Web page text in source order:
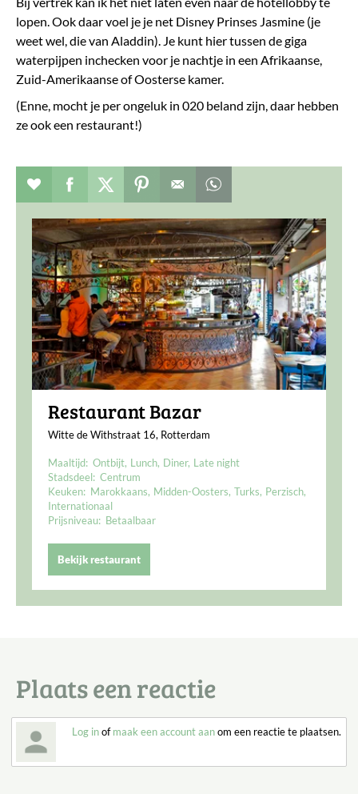
lopen. Ook daar voel je je net Disney Prinses Jasmine (je
weet wel, die van Aladdin). Je kunt hier tussen de giga
waterpijpen inchecken voor je nachtje in een Afrikaanse,
Zuid-Amerikaanse of Oosterse kamer.
(Enne, mocht je per ongeluk in 020 beland zijn, daar hebben
ze ook een restaurant!)
Verhaal toevoegen aan favorieten
Deel dit op facebook
Deel dit op twitter
Deel dit op pinterest
Restaurant Bazar
Witte de Withstraat 16, Rotterdam
Maaltijd: Ontbijt Lunch Diner Late night
Stadsdeel: Centrum
Keuken: Marokkaans Midden-Oosters Turks Perzisch
Internationaal
Prijsniveau: Betaalbaar
Bekijk restaurant
Plaats een reactie
Log inofmaak een account aanom een reactie te plaatsen.